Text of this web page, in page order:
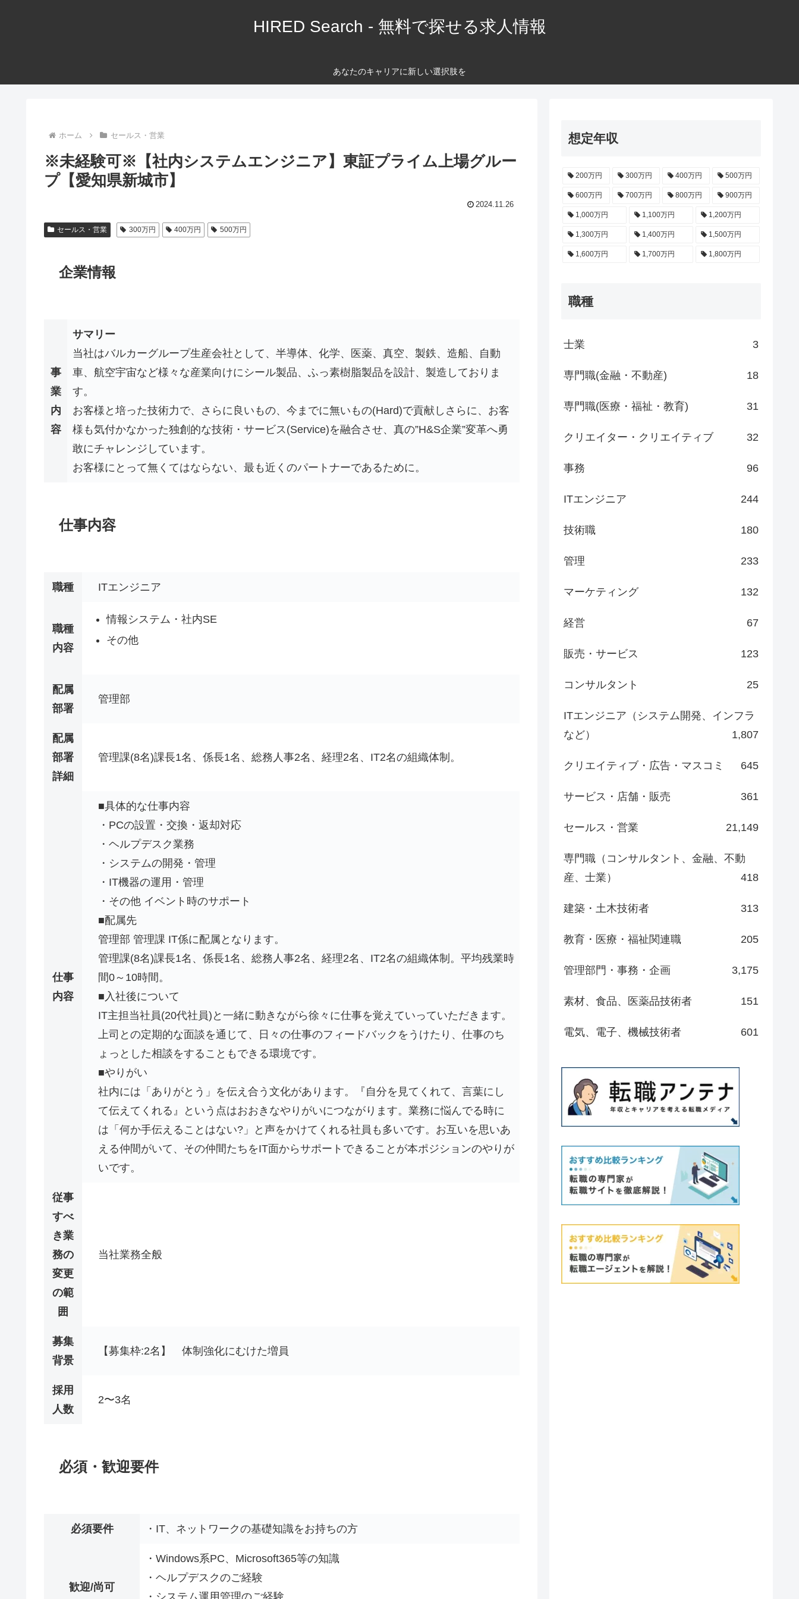
HIRED Search - 無料で探せる求人情報
あなたのキャリアに新しい選択肢を
ホーム セールス・営業
※未経験可※【社内システムエンジニア】東証プライム上場グルー
プ【愛知県新城市】
2024.11.26
セールス・営業 300万円 400万円 500万円
企業情報
事
業
内
容
サマリー
当社はバルカーグループ生産会社として、半導体、化学、医薬、真空、製鉄、造船、自動
車、航空宇宙など様々な産業向けにシール製品、ふっ素樹脂製品を設計、製造しておりま
す。
お客様と培った技術力で、さらに良いもの、今までに無いもの(Hard)で貢献しさらに、お客
様も気付かなかった独創的な技術・サービス(Service)を融合させ、真の”H&S企業”変革へ勇
敢にチャレンジしています。
お客様にとって無くてはならない、最も近くのパートナーであるために。
仕事内容
職種 ITエンジニア
職種
内容
情報システム・社内SE
その他
配属
部署
管理部
配属
部署
詳細
管理課(8名)課長1名、係長1名、総務人事2名、経理2名、IT2名の組織体制。
仕事
内容
■具体的な仕事内容
・PCの設置・交換・返却対応
・ヘルプデスク業務
・システムの開発・管理
・IT機器の運用・管理
・その他 イベント時のサポート
■配属先
管理部 管理課 IT係に配属となります。
管理課(8名)課長1名、係長1名、総務人事2名、経理2名、IT2名の組織体制。平均残業時
間0～10時間。
■入社後について
IT主担当社員(20代社員)と一緒に動きながら徐々に仕事を覚えていっていただきます。
上司との定期的な面談を通じて、日々の仕事のフィードバックをうけたり、仕事のち
ょっとした相談をすることもできる環境です。
■やりがい
社内には「ありがとう」を伝え合う文化があります。『自分を見てくれて、言葉にし
て伝えてくれる』という点はおおきなやりがいにつながります。業務に悩んでる時に
は「何か手伝えることはない?」と声をかけてくれる社員も多いです。お互いを思いあ
える仲間がいて、その仲間たちをIT面からサポートできることが本ポジションのやりが
いです。
従事
すべ
き業
務の
変更
の範
囲
当社業務全般
募集
背景
【募集枠:2名】 体制強化にむけた増員
採用
人数
2〜3名
必須・歓迎要件
必須要件 ・IT、ネットワークの基礎知識をお持ちの方
歓迎/尚可
・Windows系PC、Microsoft365等の知識
・ヘルプデスクのご経験
想定年収
200万円 300万円 400万円 500万円
600万円 700万円 800万円 900万円
1,000万円 1,100万円 1,200万円
1,300万円 1,400万円 1,500万円
1,600万円 1,700万円 1,800万円
職種
士業 3
専門職(金融・不動産) 18
専門職(医療・福祉・教育) 31
クリエイター・クリエイティブ 32
事務 96
ITエンジニア 244
技術職 180
管理 233
マーケティング 132
経営 67
販売・サービス 123
コンサルタント 25
ITエンジニア（システム開発、インフラ
など）
1,807
クリエイティブ・広告・マスコミ 645
サービス・店舗・販売 361
セールス・営業 21,149
専門職（コンサルタント、金融、不動
産、士業）
418
建築・土木技術者 313
教育・医療・福祉関連職 205
管理部門・事務・企画 3,175
素材、食品、医薬品技術者 151
電気、電子、機械技術者 601